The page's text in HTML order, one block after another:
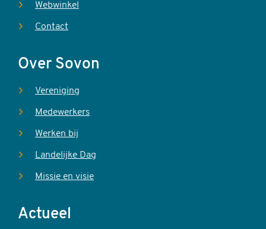
Webwinkel
Contact
Over Sovon
Vereniging
Medewerkers
Werken bij
Landelijke Dag
Missie en visie
Actueel